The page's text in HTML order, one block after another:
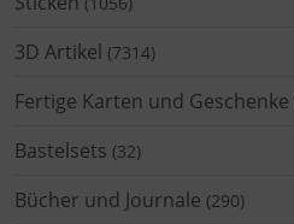
3D Artikel (7314)
Fertige Karten und Geschenke
Bastelsets (32)
Bücher und Journale (290)